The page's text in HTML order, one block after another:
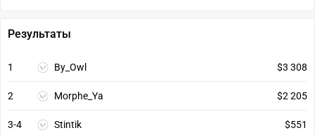
Результаты
1 By_Owl $3 308
2 Morphe_Ya $2 205
3-4 Stintik $551